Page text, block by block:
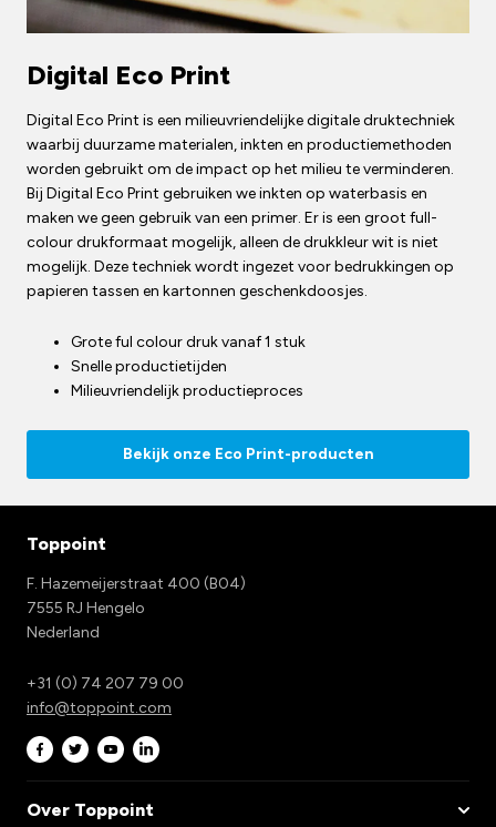
Digital Eco Print
Digital Eco Print is een milieuvriendelijke digitale druktechniek
waarbij duurzame materialen, inkten en productiemethoden
worden gebruikt om de impact op het milieu te verminderen.
Bij Digital Eco Print gebruiken we inkten op waterbasis en
maken we geen gebruik van een primer. Er is een groot full-
colour drukformaat mogelijk, alleen de drukkleur wit is niet
mogelijk. Deze techniek wordt ingezet voor bedrukkingen op
papieren tassen en kartonnen geschenkdoosjes.
Grote ful colour druk vanaf 1 stuk
Snelle productietijden
Milieuvriendelijk productieproces
Bekijk onze Eco Print-producten
Toppoint
F. Hazemeijerstraat 400 (B04)
7555 RJ Hengelo
Nederland
+31 (0) 74 207 79 00
info@toppoint.com
Over Toppoint